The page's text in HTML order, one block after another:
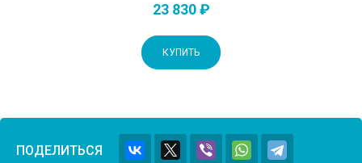
23 830 ₽
КУПИТЬ
ПОДЕЛИТЬСЯ